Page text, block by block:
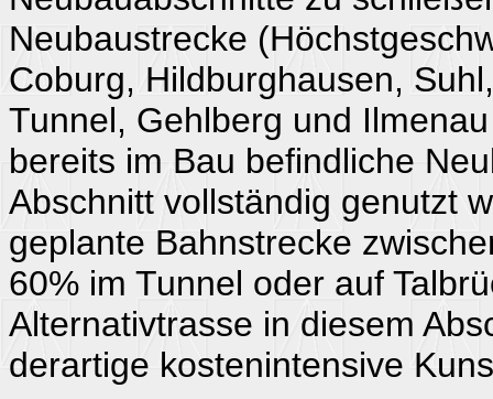
Neubaustrecke
Coburg, Hildburghausen,
Tunnel, Gehlberg und
bereits im Bau befindliche
Abschnitt vollständig genutzt
geplante Bahnstrecke
60% im Tunnel oder auf
Alternativtrasse in diesem
derartige kostenintensive